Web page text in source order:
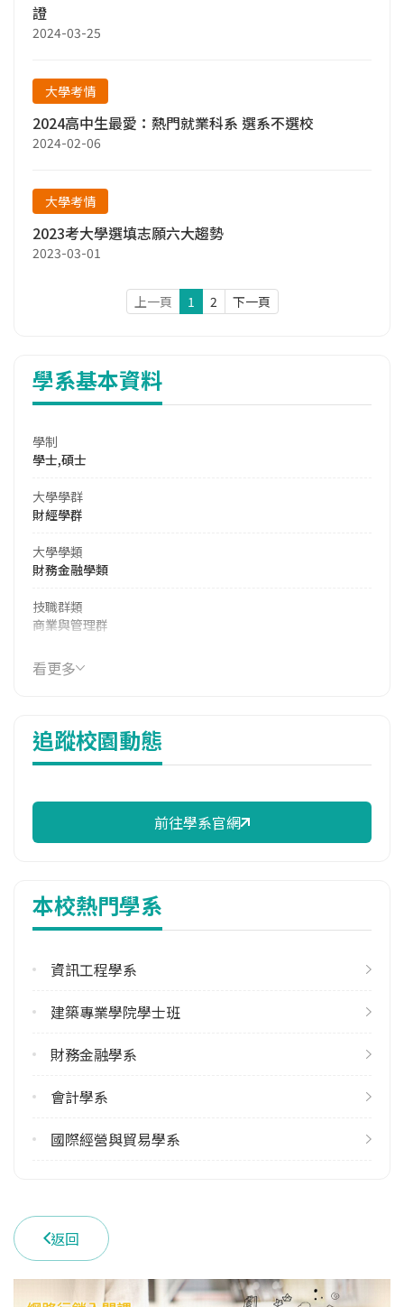
證
2024-03-25
大學考情
2024高中生最愛：熱門就業科系 選系不選校
2024-02-06
大學考情
2023考大學選填志願六大趨勢
2023-03-01
上一頁 1 2 下一頁
學系基本資料
學制
學士,碩士
大學學群
財經學群
大學學類
財務金融學類
技職群類
商業與管理群
114年學費
39,190 元/學期
8,630 元/學期
114年註冊率
113學年度上學期
113學年度下學期
30
修輔系人數
514
113學年度下學期
113學年度上學期
4
學系電話
(04)24517250 #4150
看更多
追蹤校園動態
前往學系官網
本校熱門學系
資訊工程學系
建築專業學院學士班
財務金融學系
會計學系
國際經營與貿易學系
返回